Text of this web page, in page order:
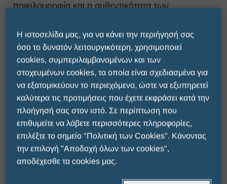
ποικιλομορφία και η αυθεντικότητα των
εταιρείας.
Η ποικιλομορφία ενδυναμώνει την
καινοτομία, διευκολύνει την προσαρμογή
στις αλλαγές, ενισχύει την ικανότητα να
αντιμετωπίζουμε προκλήσεις, να
εμπνέουμε νέες ιδέες και να ενισχύουμε
την ανάπτυξη της επιχειρηματικής μας
δραστηριότητας.
Η εργασία στη Menarini Hellas σημαίνει
Η ιστοσελίδα μας, για να κάνει την περιήγησή σας
όσο το δυνατόν λειτουργικότερη, χρησιμοποιεί
cookies, συμπεριλαμβανομένων και των
στοχευμένων cookies, τα οποία είναι σχεδιασμένα για
να εξατομικεύουν το περιεχόμενο, ώστε να εξυπηρετεί
καλύτερα τις προτιμήσεις που έχετε εκφράσει κατά την
πλοήγησή σας στον ιστό. Σε περίπτωση που
επιθυμείτε να λάβετε περισσότερες πληροφορίες,
επιλέξτε το σημείο "Πολιτική των Cookies". Κάνοντας
την επιλογή "Αποδοχή όλων των cookies",
αποδέχεσθε τα cookies μας.